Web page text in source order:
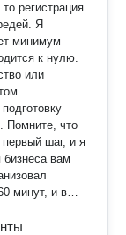
Я
минимум
к нулю.
или
Помните, что
шаг, и я
минут, и вы
чернила.